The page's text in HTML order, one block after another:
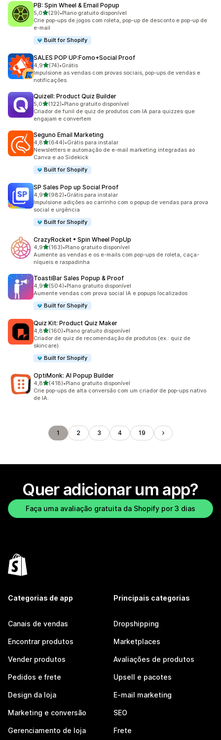
PB: Spin Wheel & Email Popup
5,0de 5 estrelas
(29)
29 avaliações ao todo
•Plano gratuito disponível
Crie pop-ups de jogos com roleta, pop-up de desconto e pop-up de
e-mail
Built for Shopify
SALES POP UP:Fomo+Social Proof
4,9de 5 estrelas
(74)
74 avaliações ao todo
•Grátis
Impulsione as vendas com provas sociais, pop-ups de vendas e
notificações.
Quizell: Product Quiz Builder
5,0de 5 estrelas
(122)
122 avaliações ao todo
•Plano gratuito disponível
Criador de funil de quiz de produtos com IA para quizzes que
engajam e convertem
Seguno Email Marketing
4,8de 5 estrelas
(644)
644 avaliações ao todo
•Grátis para instalar
Newsletters e automação de e-mail marketing integradas ao
Canva e ao Sidekick
Built for Shopify
SP Sales Pop up Social Proof
4,9de 5 estrelas
(982)
982 avaliações ao todo
•Grátis para instalar
Impulsione adições ao carrinho com o popup de vendas para prova
social e urgência
Built for Shopify
CrazyRocket • Spin Wheel PopUp
4,9de 5 estrelas
(163)
163 avaliações ao todo
•Plano gratuito disponível
Aumente as vendas e os e-mails com pop-ups de roleta, caça-
níqueis e raspadinha
ToastiBar Sales Popup & Proof
4,9de 5 estrelas
(504)
504 avaliações ao todo
•Plano gratuito disponível
Aumente vendas com prova social IA e popups localizados
Built for Shopify
Quiz Kit: Product Quiz Maker
4,8de 5 estrelas
(160)
160 avaliações ao todo
•Plano gratuito disponível
Criador de quiz de recomendação de produtos (ex.: quiz de
skincare)
Built for Shopify
OptiMonk: AI Popup Builder
4,8de 5 estrelas
(418)
418 avaliações ao todo
•Plano gratuito disponível
Crie pop-ups de alta conversão com um criador de pop-ups nativo
de IA.
1 2 3 4 19
Quer adicionar um app?
Faça uma avaliação gratuita da Shopify por 3 dias
Categorias de app
Canais de vendas
Encontrar produtos
Vender produtos
Pedidos e frete
Design da loja
Marketing e conversão
Gerenciamento de loja
Principais categorias
Dropshipping
Marketplaces
Avaliações de produtos
Upsell e pacotes
E-mail marketing
SEO
Frete